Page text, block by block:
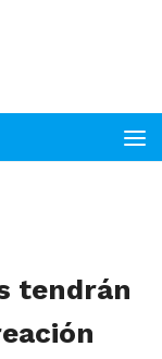
tendrán